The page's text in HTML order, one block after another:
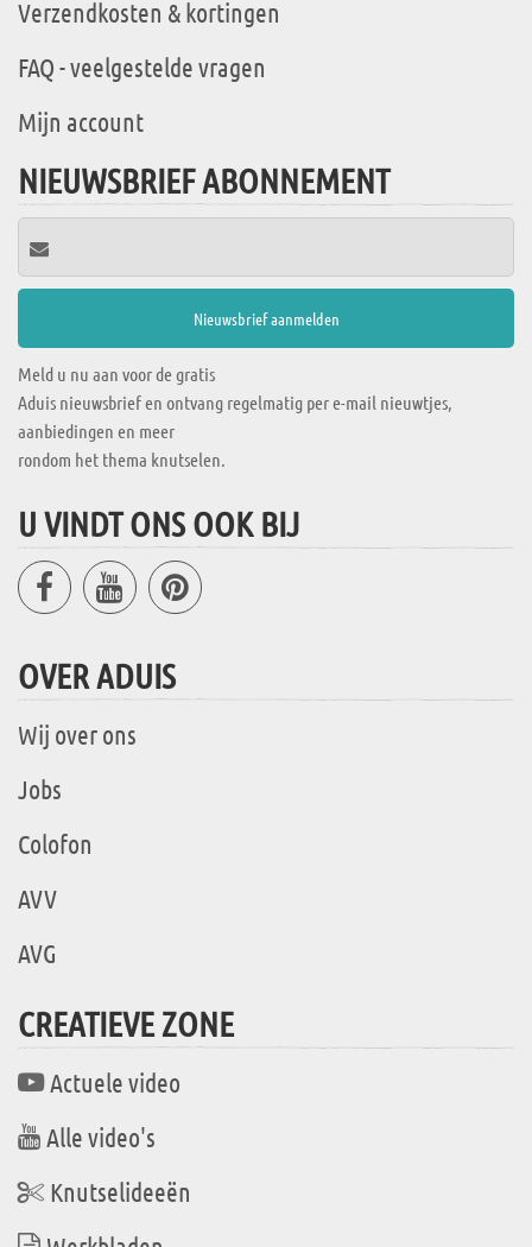
Verzendkosten & kortingen
FAQ - veelgestelde vragen
Mijn account
NIEUWSBRIEF ABONNEMENT
Meld u nu aan voor de gratis
Aduis nieuwsbrief en ontvang regelmatig per e-mail nieuwtjes,
aanbiedingen en meer
rondom het thema knutselen.
U VINDT ONS OOK BIJ
OVER ADUIS
Wij over ons
Jobs
Colofon
AVV
AVG
CREATIEVE ZONE
Actuele video
Alle video's
Knutselideeën